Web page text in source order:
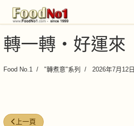
轉一轉・好運來
Food No.1 "轉煮意"系列 2026年7月12日
上一篇文章: 轉一轉・選食材
上一頁